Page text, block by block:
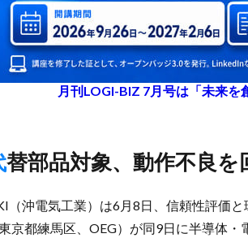
月刊LOGI-BIZ 7月号は「未来
代替部品対象、動作不良を
（沖電気工業）は6月8日、信頼性評価
東京都練馬区、OEG）が同9日に半導体